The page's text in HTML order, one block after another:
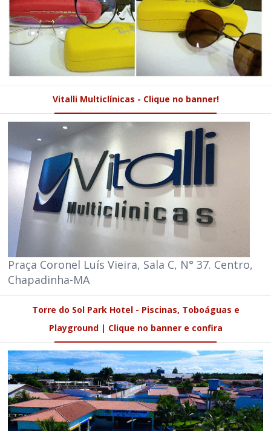
Vitalli Multiclínicas - Clique no banner!
Praça Coronel Luís Vieira, Sala C, N° 37. Centro,
Chapadinha-MA
Torre do Sol Park Hotel - Piscinas, Toboáguas e
Playground | Clique no banner e confira